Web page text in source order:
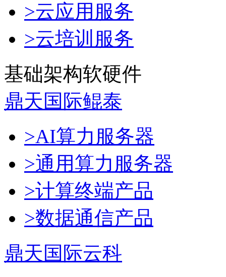
>云应用服务
>云培训服务
基础架构软硬件
鼎天国际鲲泰
>AI算力服务器
>通用算力服务器
>计算终端产品
>数据通信产品
鼎天国际云科